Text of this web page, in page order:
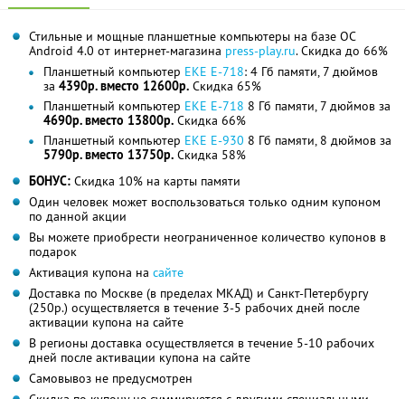
Стильные и мощные планшетные компьютеры на базе ОС
Android 4.0 от интернет-магазина press-play.ru. Скидка до 66%
Планшетный компьютер EKE E-718: 4 Гб памяти, 7 дюймов
за 4390р. вместо 12600р. Скидка 65%
Планшетный компьютер EKE E-718 8 Гб памяти, 7 дюймов за
4690р. вместо 13800р. Скидка 66%
Планшетный компьютер EKE E-930 8 Гб памяти, 8 дюймов за
5790р. вместо 13750р. Скидка 58%
БОНУС: Скидка 10% на карты памяти
Один человек может воспользоваться только одним купоном
по данной акции
Вы можете приобрести неограниченное количество купонов в
подарок
Активация купона на сайте
Доставка по Москве (в пределах МКАД) и Санкт-Петербургу
(250р.) осуществляется в течение 3-5 рабочих дней после
активации купона на сайте
В регионы доставка осуществляется в течение 5-10 рабочих
дней после активации купона на сайте
Самовывоз не предусмотрен